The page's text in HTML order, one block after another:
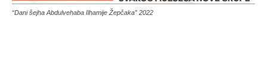
“Dani šejha Abdulvehaba Ilhamije Žepčaka” 2022